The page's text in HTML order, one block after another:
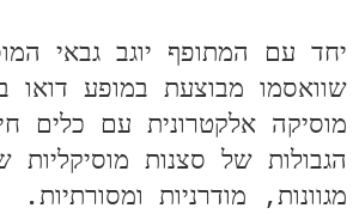
עם המתופף יוגב גבאי
מבוצעת במופע דואו
אלקטרונית עם כלים
של סצנות מוסיקליות
מודרניות ומסורתיות.